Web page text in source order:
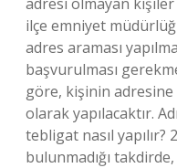
ilçe emniyet
adres araması
başvurulması
göre, kişinin
olarak yapılacaktır.
tebligat nasıl
bulunmadığı